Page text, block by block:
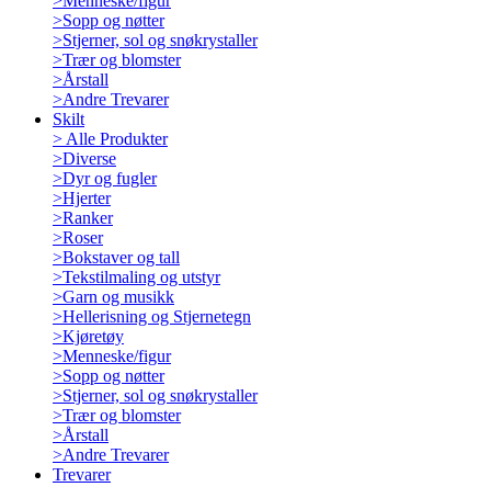
>Sopp og nøtter
>Stjerner, sol og snøkrystaller
>Trær og blomster
>Årstall
>Andre Trevarer
Skilt
> Alle Produkter
>Diverse
>Dyr og fugler
>Hjerter
>Ranker
>Roser
>Bokstaver og tall
>Tekstilmaling og utstyr
>Garn og musikk
>Hellerisning og Stjernetegn
>Kjøretøy
>Menneske/figur
>Sopp og nøtter
>Stjerner, sol og snøkrystaller
>Trær og blomster
>Årstall
>Andre Trevarer
Trevarer